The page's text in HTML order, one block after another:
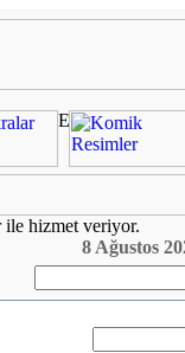
ile hizmet veriyor.
8 Ağustos